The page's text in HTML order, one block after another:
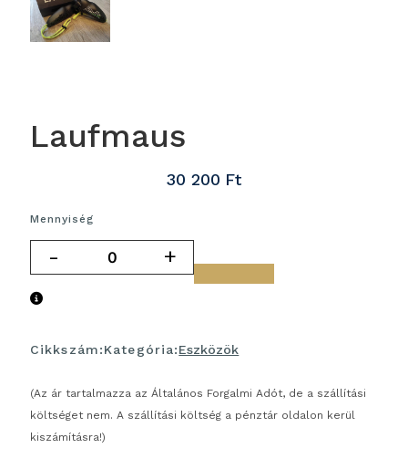
Laufmaus
30 200 Ft
Mennyiség
- +
Cikkszám:Kategória:Eszközök
(Az ár tartalmazza az Általános Forgalmi Adót, de a szállítási
költséget nem. A szállítási költség a pénztár oldalon kerül
kiszámításra!)